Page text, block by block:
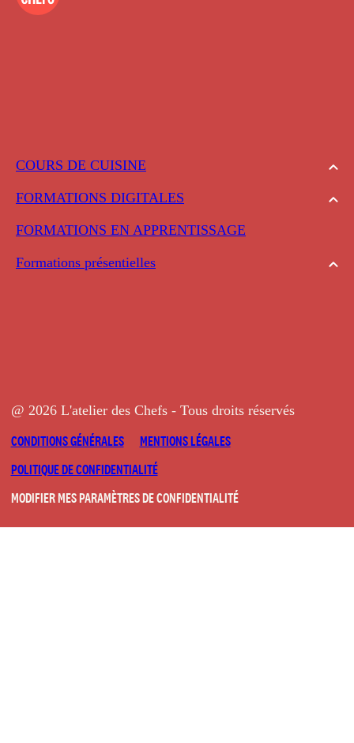
COURS DE CUISINE
FORMATIONS DIGITALES
FORMATIONS EN APPRENTISSAGE
Formations présentielles
@ 2026 L'atelier des Chefs - Tous droits réservés
CONDITIONS GÉNÉRALES
MENTIONS LÉGALES
POLITIQUE DE CONFIDENTIALITÉ
MODIFIER MES PARAMÈTRES DE CONFIDENTIALITÉ